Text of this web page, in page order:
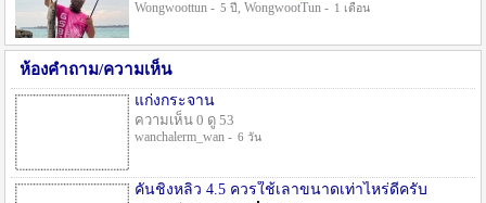
Wongwoottun - 5 ปี , WongwootTun - 1 เดือน
ห้องคำถาม/ความเห็น
แก่งกระจาน
ความเห็น 0 ดู 53
wanchalerm_wan - 6 วัน
คันชิงหลิว 4.5 ควรใช้เลาขนาดเท่าไหร่ดีครับ